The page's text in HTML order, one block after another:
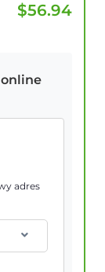
$56.94
adres